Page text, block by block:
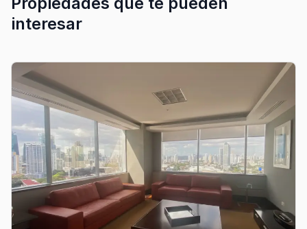
interesar